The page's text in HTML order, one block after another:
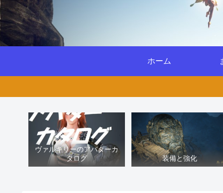
ホーム
ヴァルキリーのアバターカ
タログ
装備と強化